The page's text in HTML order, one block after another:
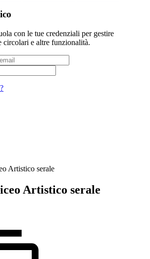
con le tue credenziali per gestire
circolari e altre funzionalità.
Artistico serale
Artistico serale